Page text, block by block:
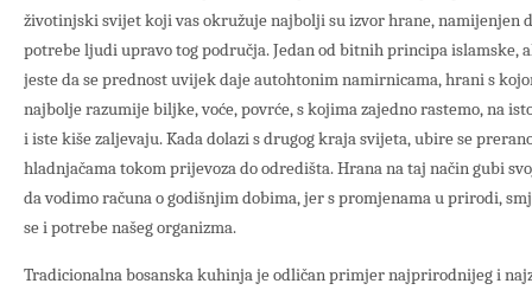
životinjski svijet koji vas okružuje najbolji su izvor hrane, namijenjen
potrebe ljudi upravo tog područja. Jedan od bitnih principa islamske,
jeste da se prednost uvijek daje autohtonim namirnicama, hrani s
najbolje razumije biljke, voće, povrće, s kojima zajedno rastemo, na
i iste kiše zaljevaju. Kada dolazi s drugog kraja svijeta, ubire se
hladnjačama tokom prijevoza do odredišta. Hrana na taj način gubi
da vodimo računa o godišnjim dobima, jer s promjenama u prirodi,
se i potrebe našeg organizma.
Tradicionalna bosanska kuhinja je odličan primjer najprirodnijeg i